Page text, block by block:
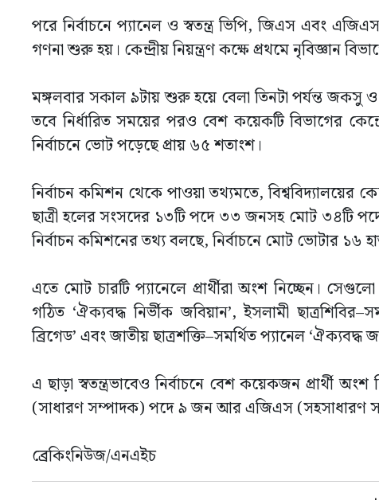
পরে নির্বাচনে প্যানেল ও স্বতন্ত্র ভিপি, জিএস এবং
গণনা শুরু হয়। কেন্দ্রীয় নিয়ন্ত্রণ কক্ষে প্রথমে নৃবিজ্ঞান
মঙ্গলবার সকাল ৯টায় শুরু হয়ে বেলা তিনটা পর্যন্ত জকসু
তবে নির্ধারিত সময়ের পরও বেশ কয়েকটি বিভাগের
নির্বাচনে ভোট পড়েছে প্রায় ৬৫ শতাংশ।
নির্বাচন কমিশন থেকে পাওয়া তথ্যমতে, বিশ্ববিদ্যালয়ের
ছাত্রী হলের সংসদের ১৩টি পদে ৩৩ জনসহ মোট ৩৪টি
নির্বাচন কমিশনের তথ্য বলছে, নির্বাচনে মোট ভোটার ১৬
এতে মোট চারটি প্যানেলে প্রার্থীরা অংশ নিচ্ছেন।
গঠিত ‘ঐক্যবদ্ধ নির্ভীক জবিয়ান’, ইসলামী
ব্রিগেড’ এবং জাতীয় ছাত্রশক্তি–সমর্থিত প্যানেল ‘ঐক্যবদ্ধ
এ ছাড়া স্বতন্ত্রভাবেও নির্বাচনে বেশ কয়েকজন প্রার্থী
(সাধারণ সম্পাদক) পদে ৯ জন আর এজিএস (সহসাধারণ
ব্রেকিংনিউজ/এনএইচ